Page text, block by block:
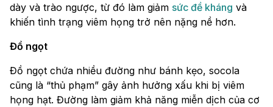
dày và trào ngược, từ đó làm giảm sức đề kháng và
khiến tình trạng viêm họng trở nên nặng nề hơn.
Đồ ngọt
Đồ ngọt chứa nhiều đường như bánh kẹo, socola
cũng là “thủ phạm” gây ảnh hưởng xấu khi bị viêm
họng hạt. Đường làm giảm khả năng miễn dịch của cơ